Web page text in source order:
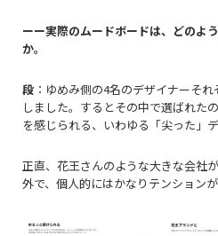
ーー実際のムードボードは、どのよ
か。
段 ：ゆめみ側の4名のデザイナーそ
しました。するとその中で選ばれた
を感じられる、いわゆる「尖った」
正直、花王さんのような大きな会社
外で、個人的にはかなりテンション